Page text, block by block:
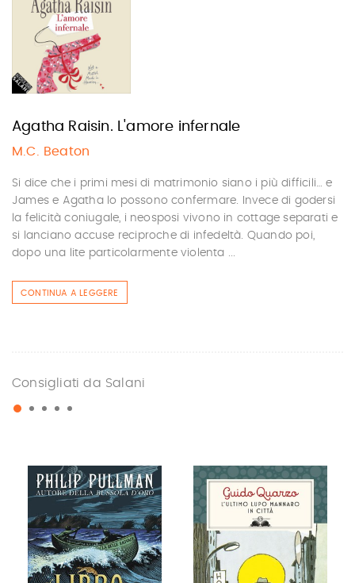
Agatha Raisin. L'amore infernale
M.C. Beaton
Si dice che i primi mesi di matrimonio siano i più difficili… e
James e Agatha lo possono confermare. Invece di godersi
la felicità coniugale, i neosposi vivono in cottage separati e
si lanciano accuse reciproche di infedeltà. Quando poi,
dopo una lite particolarmente violenta ...
CONTINUA A LEGGERE
Consigliati da Salani